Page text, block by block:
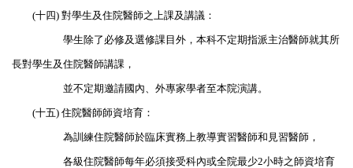
(十四) 對學生及住院醫師之上課及講議：
學生除了必修及選修課目外，本科不定期指派主治醫師就其所
長對學生及住院醫師講課，
並不定期邀請國內、外專家學者至本院演講。
(十五) 住院醫師師資培育：
為訓練住院醫師於臨床實務上教導實習醫師和見習醫師，
各級住院醫師每年必須接受科內或全院最少2小時之師資培育